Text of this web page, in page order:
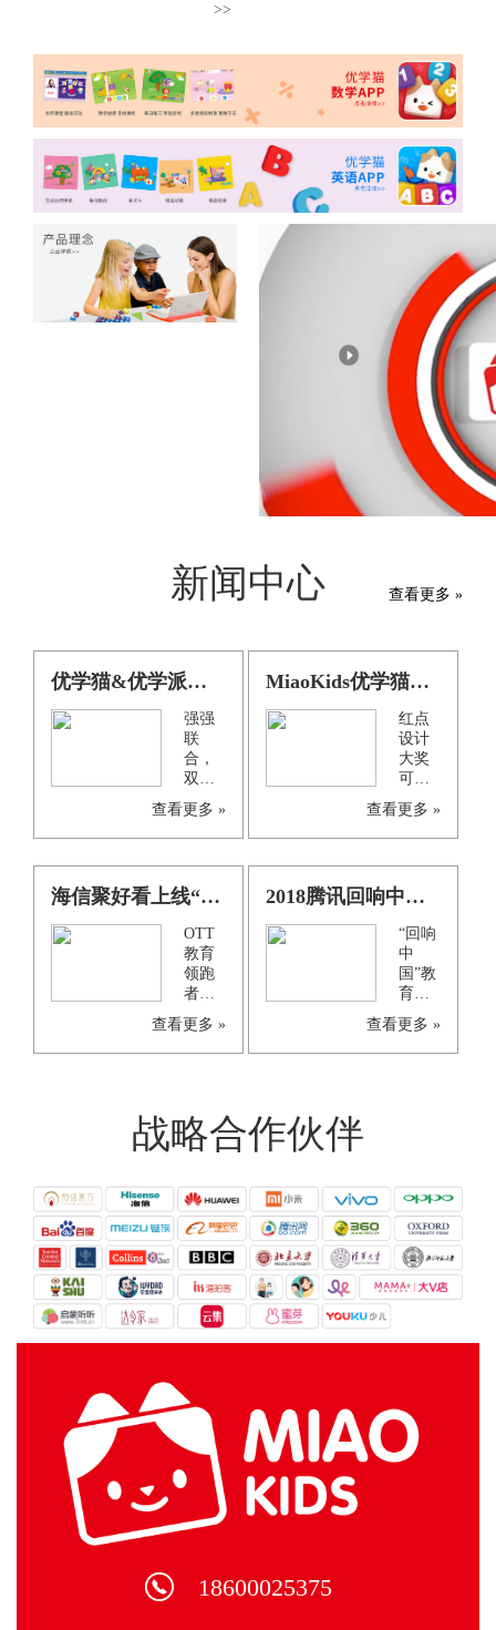
>>
新闻中心 查看更多 »
优学猫&优学派联合定制手脑互动学习机 深度战略合作正式开启
强强
联
合，
双方
将联
合投
入重
源，
拓展
学前
儿童
智能
学习
蓝海
查看更多 »
MiaoKids优学猫数学启蒙学习机获得德国红点设计大奖
红点
设计
大奖
可以
追溯
至
1955
界知
计竞
赛中
有影
响的
一
素有
查看更多 »
海信聚好看上线“互动课堂”探索客厅教育新玩法
OTT
教育
领跑
者海
信聚
好看
与优
深度
战略
合
联手
打造
全球
领先
的大
屏AI
儿童
互动
系
统。
查看更多 »
2018腾讯回响中国——优学猫荣获“家长信赖儿童教育品牌”大奖！
“回响
中
国”教
育年
度总
评榜
作为
的教
育企
业会
成为
行业
关注
查看更多 »
战略合作伙伴
18600025375